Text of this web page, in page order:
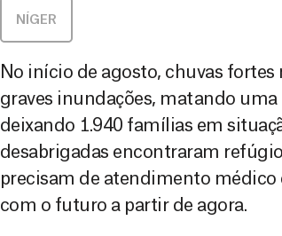
NÍGER
No início de agosto, chuvas
graves inundações, matando uma
deixando 1.940 famílias em
desabrigadas encontraram
precisam de atendimento
com o futuro a partir de agora.